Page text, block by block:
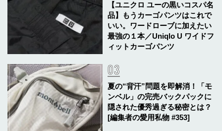
【ユニクロ ユーの黒いコスパ名
品】もうカーゴパンツはこれで
いい。ワードローブに加えたい
最強の１本／Uniqlo U ワイドフ
ィットカーゴパンツ
夏の“背汗”問題を即解消！「モ
ンベル」の完売バックパックに
隠された優秀過ぎる秘密とは？
[編集者の愛用私物 #353]